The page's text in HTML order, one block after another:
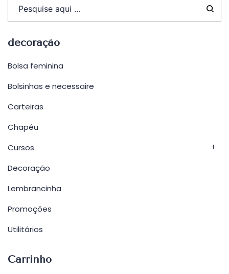
decoração
Bolsa feminina
Bolsinhas e necessaire
Carteiras
Chapéu
Cursos
Decoração
Lembrancinha
Promoções
Utilitários
Carrinho